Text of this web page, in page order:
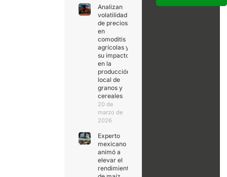
Analizan
volatilidad
de precios
en
comoditis
agrícolas y
su impacto
en la
producción
local de
granos y
cereales
20 de
marzo de
2026
Experto
mexicano
animó a
elevar el
rendimiento